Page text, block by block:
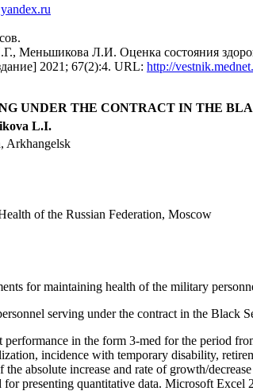
Л.И. Оценка состояния
2021; 67(2):4. URL: http://
UNDER THE CONTRACT IN THE
L.I.
Arkhangelsk
of the Russian Federation, Moscow
for maintaining health of the military
serving under the contract in the Black
in the form 3-med for the period
incidence with temporary disability,
absolute increase and rate of growth/
presenting quantitative data. Microsoft